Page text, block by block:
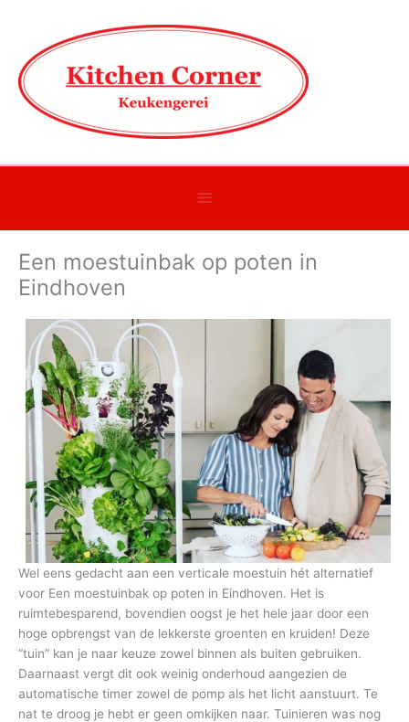
balk
Een moestuinbak op poten in
Eindhoven
Wel eens gedacht aan een verticale moestuin hét alternatief
voor Een moestuinbak op poten in Eindhoven. Het is
ruimtebesparend, bovendien oogst je het hele jaar door een
hoge opbrengst van de lekkerste groenten en kruiden! Deze
“tuin” kan je naar keuze zowel binnen als buiten gebruiken.
Daarnaast vergt dit ook weinig onderhoud aangezien de
automatische timer zowel de pomp als het licht aanstuurt. Te
nat te droog je hebt er geen omkijken naar. Tuinieren was nog